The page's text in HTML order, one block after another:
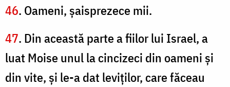
46. Oameni, şaisprezece mii.
47. Din această parte a fiilor lui Israel, a
luat Moise unul la cincizeci din oameni şi
din vite, şi le-a dat leviţilor, care făceau